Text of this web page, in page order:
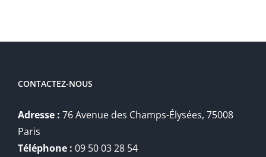
CONTACTEZ-NOUS
Adresse : 76 Avenue des Champs-Élysées, 75008
Paris
Téléphone : 09 50 03 28 54